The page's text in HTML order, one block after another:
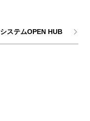
ステムOPEN HUB